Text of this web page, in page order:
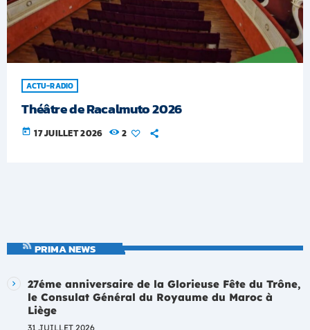
ACTU-RADIO
Théâtre de Racalmuto 2026
today 17 JUILLET 2026 2
PRIMA NEWS
27éme anniversaire de la Glorieuse Fête du Trône,
le Consulat Général du Royaume du Maroc à
Liège
31 JUILLET 2026